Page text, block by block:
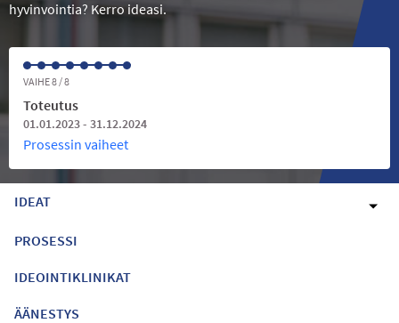
hyvinvointia? Kerro ideasi.
VAIHE 8 / 8
Toteutus
01.01.2023 - 31.12.2024
Prosessin vaiheet
IDEAT
PROSESSI
IDEOINTIKLINIKAT
ÄÄNESTYS